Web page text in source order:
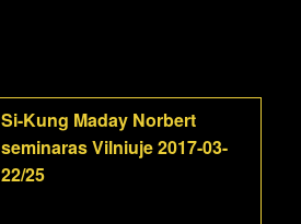
Si-Kung Maday Norbert
seminaras Vilniuje 2017-03-
22/25